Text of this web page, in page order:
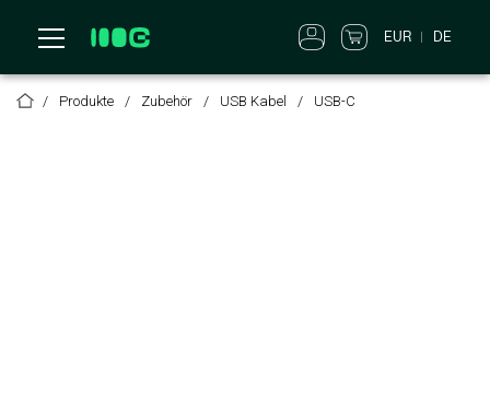
EUR DE
Produkte Zubehör USB Kabel USB-C